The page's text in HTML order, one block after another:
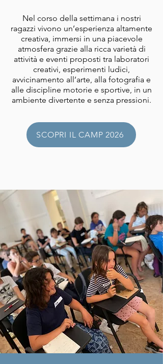
Nel corso della settimana i nostri
ragazzi vivono un’esperienza altamente
creativa, immersi in una piacevole
atmosfera grazie alla ricca varietà di
attività e eventi proposti tra laboratori
creativi, esperimenti ludici,
avvicinamento all’arte, alla fotografia e
alle discipline motorie e sportive, in un
ambiente divertente e senza pressioni.
SCOPRI IL CAMP 2026